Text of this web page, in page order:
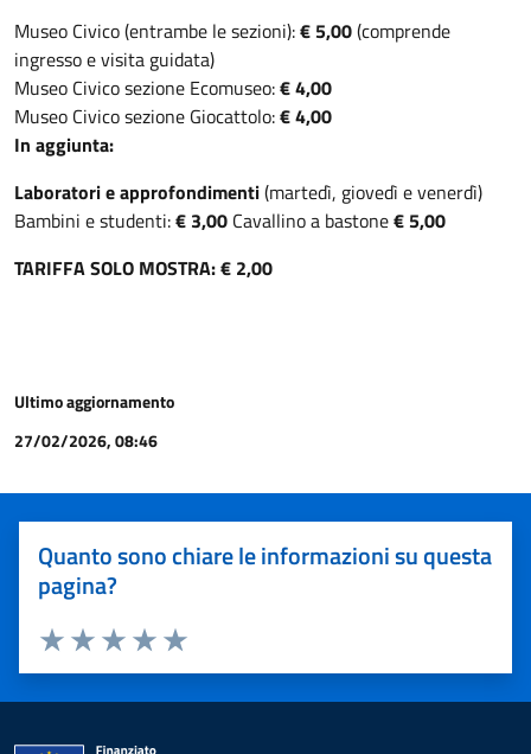
Museo Civico (entrambe le sezioni):€ 5,00(comprende
ingresso e visita guidata)
Museo Civico sezione Ecomuseo:€ 4,00
Museo Civico sezione Giocattolo:€ 4,00
In aggiunta:
Laboratori e approfondimenti(martedì, giovedì e venerdì)
Bambini e studenti:€ 3,00 Cavallino a bastone€ 5,00
TARIFFA SOLO MOSTRA: € 2,00
Ultimo aggiornamento
27/02/2026, 08:46
Quanto sono chiare le informazioni su questa
pagina?
Valuta 5 stelle su 5
Valuta 4 stelle su 5
Valuta 3 stelle su 5
Valuta 2 stelle su 5
Valuta 1 stelle su 5